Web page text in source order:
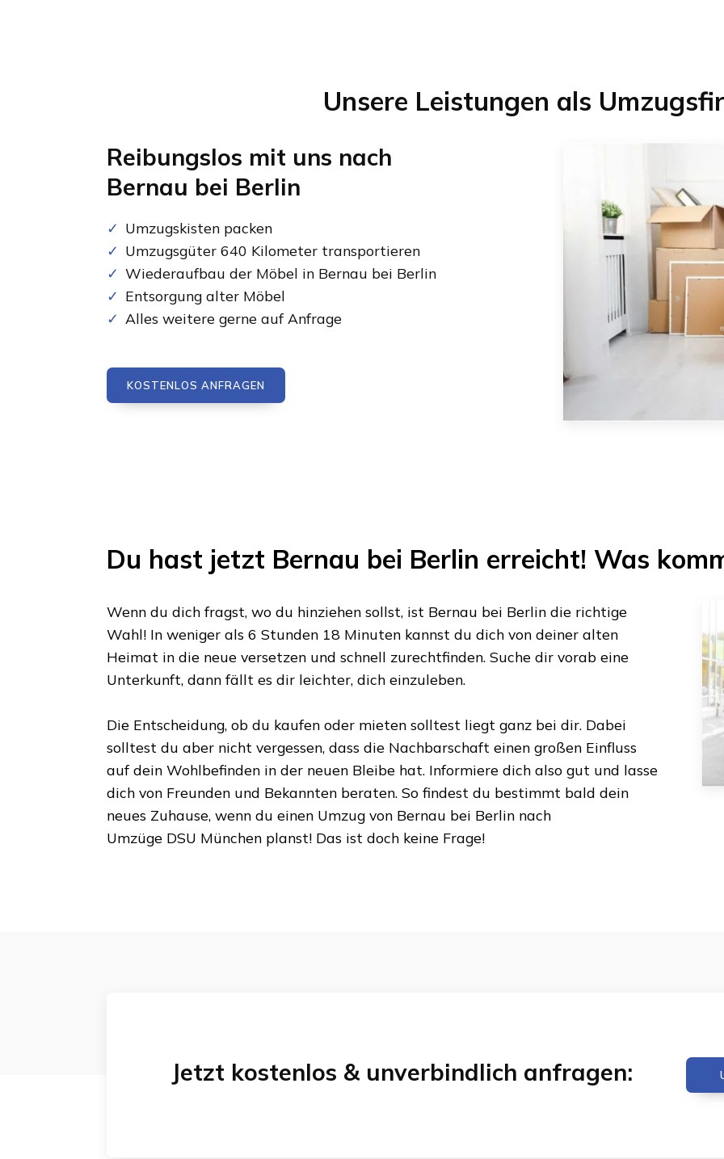
Unsere Leistungen als
Reibungslos mit uns nach
Bernau bei Berlin
Umzugskisten packen
Umzugsgüter 640 Kilometer transportieren
Wiederaufbau der Möbel in Bernau bei Berlin
Entsorgung alter Möbel
Alles weitere gerne auf Anfrage
KOSTENLOS ANFRAGEN
Du hast jetzt Bernau bei Berlin erreicht! Was
Wenn du dich fragst, wo du hinziehen sollst, ist Bernau bei Berlin die richtige
Wahl! In weniger als 6 Stunden 18 Minuten kannst du dich von deiner alten
Heimat in die neue versetzen und schnell zurechtfinden. Suche dir vorab eine
Unterkunft, dann fällt es dir leichter, dich einzuleben.
Die Entscheidung, ob du kaufen oder mieten solltest liegt ganz bei dir. Dabei
solltest du aber nicht vergessen, dass die Nachbarschaft einen großen Einfluss
auf dein Wohlbefinden in der neuen Bleibe hat. Informiere dich also gut und lasse
dich von Freunden und Bekannten beraten. So findest du bestimmt bald dein
neues Zuhause, wenn du einen Umzug von Bernau bei Berlin nach
Umzüge DSU München planst! Das ist doch keine Frage!
Jetzt kostenlos & unverbindlich anfragen: